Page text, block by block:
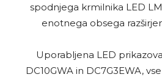
spodnjega krmilnika LED
enotnega obsega
Uporabljena LED
DC10GWA in DC7G3EWA,